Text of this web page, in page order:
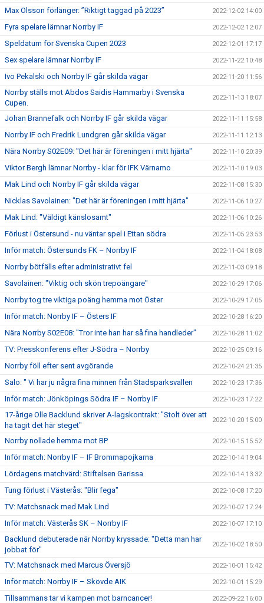
Max Olsson förlänger: ”Riktigt taggad på 2023” 2022-12-02 14:00
Fyra spelare lämnar Norrby IF 2022-12-02 12:07
Speldatum för Svenska Cupen 2023 2022-12-01 17:17
Sex spelare lämnar Norrby IF 2022-11-22 10:48
Ivo Pekalski och Norrby IF går skilda vägar 2022-11-20 11:56
Norrby ställs mot Abdos Saidis Hammarby i Svenska
Cupen.
2022-11-13 18:07
Johan Brannefalk och Norrby IF går skilda vägar 2022-11-11 15:58
Norrby IF och Fredrik Lundgren går skilda vägar 2022-11-11 12:13
Nära Norrby S02E09: "Det här är föreningen i mitt hjärta" 2022-11-10 20:39
Viktor Bergh lämnar Norrby - klar för IFK Värnamo 2022-11-10 19:03
Mak Lind och Norrby IF går skilda vägar 2022-11-08 15:30
Nicklas Savolainen: "Det här är föreningen i mitt hjärta" 2022-11-06 10:27
Mak Lind: "Väldigt känslosamt" 2022-11-06 10:26
Förlust i Östersund - nu väntar spel i Ettan södra 2022-11-05 23:53
Inför match: Östersunds FK – Norrby IF 2022-11-04 18:08
Norrby bötfälls efter administrativt fel 2022-11-03 09:18
Savolainen: "Viktig och skön trepoängare" 2022-10-29 17:06
Norrby tog tre viktiga poäng hemma mot Öster 2022-10-29 17:05
Inför match: Norrby IF – Östers IF 2022-10-28 16:20
Nära Norrby S02E08: "Tror inte han har så fina handleder" 2022-10-28 11:02
TV: Presskonferens efter J-Södra – Norrby 2022-10-25 09:16
Norrby föll efter sent avgörande 2022-10-24 21:35
Salo: " Vi har ju några fina minnen från Stadsparksvallen 2022-10-23 17:36
Inför match: Jönköpings Södra IF – Norrby IF 2022-10-23 17:22
17-årige Olle Backlund skriver A-lagskontrakt: "Stolt över att
ha tagit det här steget"
2022-10-20 15:00
Norrby nollade hemma mot BP 2022-10-15 15:52
Inför match: Norrby IF – IF Brommapojkarna 2022-10-14 19:04
Lördagens matchvärd: Stiftelsen Garissa 2022-10-14 13:32
Tung förlust i Västerås: "Blir fega" 2022-10-08 17:20
TV: Matchsnack med Mak Lind 2022-10-07 17:24
Inför match: Västerås SK – Norrby IF 2022-10-07 17:10
Backlund debuterade när Norrby kryssade: "Detta man har
jobbat för"
2022-10-02 18:50
TV: Matchsnack med Marcus Översjö 2022-10-01 15:42
Inför match: Norrby IF – Skövde AIK 2022-10-01 15:29
Tillsammans tar vi kampen mot barncancer! 2022-09-22 16:00